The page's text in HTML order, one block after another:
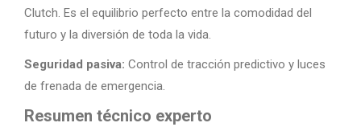
Clutch. Es el equilibrio perfecto entre la comodidad del
futuro y la diversión de toda la vida.
Seguridad pasiva: Control de tracción predictivo y luces
de frenada de emergencia.
Resumen técnico experto